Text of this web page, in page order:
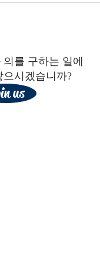
를 구하는 일에
시겠습니까?
us